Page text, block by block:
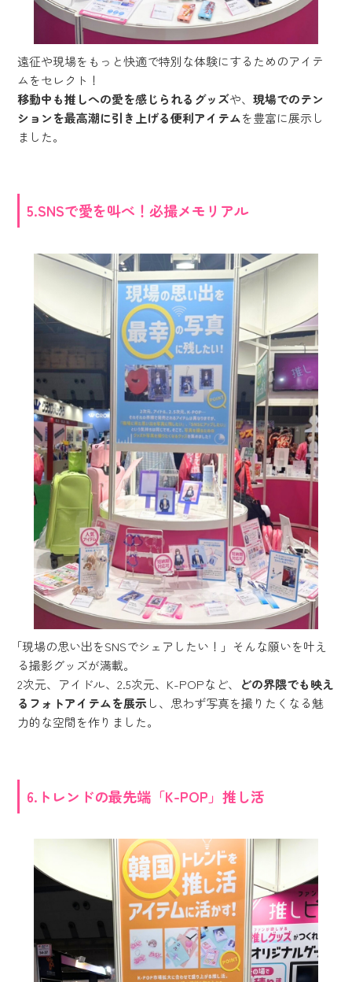
遠征や現場をもっと快適で特別な体験にするためのアイテ
ムをセレクト！
移動中も推しへの愛を感じられるグッズや、現場でのテン
ションを最高潮に引き上げる便利アイテムを豊富に展示し
ました。
5.SNSで愛を叫べ！必撮メモリアル
「現場の思い出をSNSでシェアしたい！」そんな願いを叶え
る撮影グッズが満載。
2次元、アイドル、2.5次元、K-POPなど、
どの界隈でも映え
るフォトアイテムを展示し、思わず写真を撮りたくなる魅
力的な空間を作りました。
6.トレンドの最先端「K-POP」推し活